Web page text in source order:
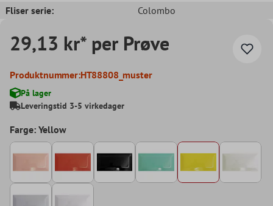
Fliser serie:
Colombo
29,13 kr* per Prøve
Produktnummer:HT88808_muster
På lager
Leveringstid 3-5 virkedager
Farge: Yellow